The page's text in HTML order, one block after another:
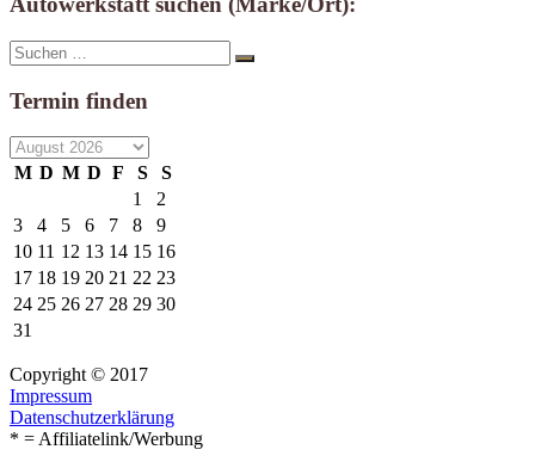
Suche
nach:
Suchen
Termin finden
M D M D F S
S
1
2
3
4 5 6 7 8
9
10 11 12 13 14 15 16
17 18 19 20 21 22 23
24 25 26 27 28 29 30
31
Copyright © 2017
Impressum
Datenschutzerklärung
* = Affiliatelink/Werbung